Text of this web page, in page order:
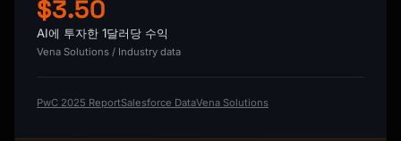
$3.50
AI에 투자한 1달러당 수익
Vena Solutions / Industry data
PwC 2025 ReportSalesforce DataVena Solutions